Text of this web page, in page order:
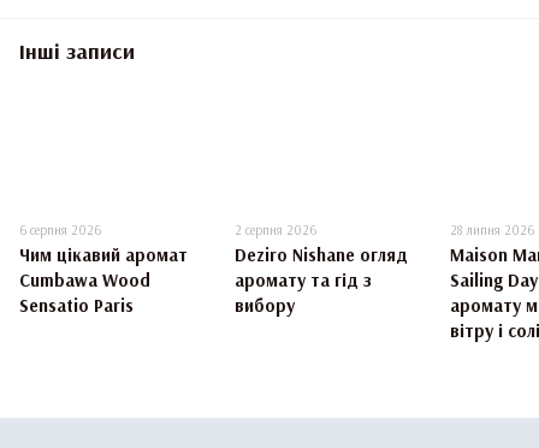
Інші записи
6 серпня 2026
Чим цікавий аромат
Cumbawa Wood
Sensatio Paris
2 серпня 2026
Deziro Nishane огляд
аромату та гід з
вибору
28 липня 2026
Maison
Sailing
аромату
вітру і